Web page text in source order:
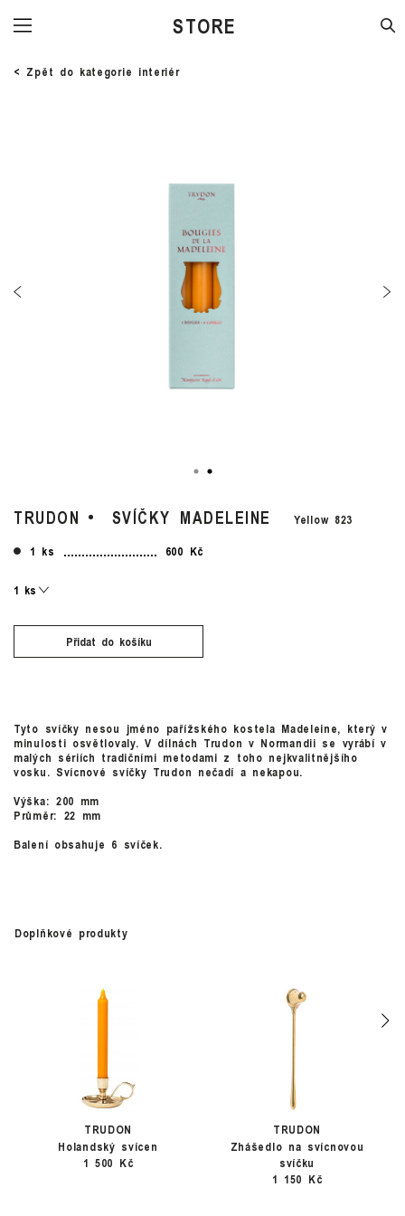
STORE
< Zpět do kategorie interiér
TRUDON SVÍČKY MADELEINE
Yellow 823
1 ks
600 Kč
Přidat do košíku
Tyto svíčky nesou jméno pařížského kostela Madeleine, který v
minulosti osvětlovaly. V dílnách Trudon v Normandii se vyrábí v
malých sériích tradičními metodami z toho nejkvalitnějšího
vosku. Svícnové svíčky Trudon nečadí a nekapou.
Výška: 200 mm
Průměr: 22 mm
Balení obsahuje 6 svíček.
Doplňkové produkty
TRUDON
Holandský svícen
1 500 Kč
TRUDON
Zhášedlo na svícnovou
svíčku
1 150 Kč